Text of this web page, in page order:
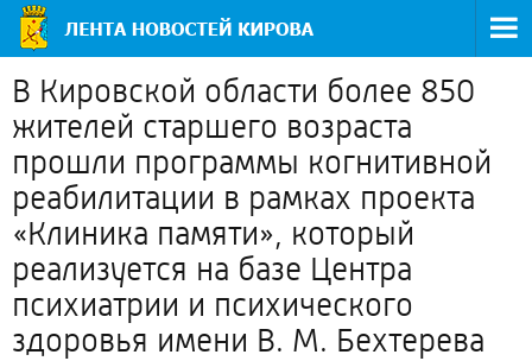
В Кировской области более 850
жителей старшего возраста
прошли программы когнитивной
реабилитации в рамках проекта
«Клиника памяти», который
реализуется на базе Центра
психиатрии и психического
здоровья имени В. М. Бехтерева